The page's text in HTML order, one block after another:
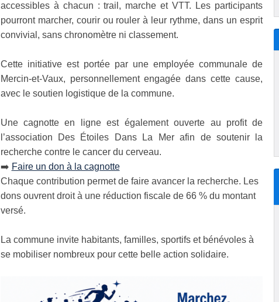
accessibles à chacun : trail, marche et VTT. Les participants
pourront marcher, courir ou rouler à leur rythme, dans un esprit
convivial, sans chronomètre ni classement.
Cette initiative est portée par une employée communale de
Mercin-et-Vaux, personnellement engagée dans cette cause,
avec le soutien logistique de la commune.
Une cagnotte en ligne est également ouverte au profit de
l’association
Des Étoiles Dans La Merafin de soutenir la
recherche contre le cancer du cerveau.
➡️ Faire un don à la cagnotte
Chaque contribution permet de faire avancer la recherche. Les
dons ouvrent droit à une réduction fiscale de 66 % du montant
versé.
La commune invite habitants, familles, sportifs et bénévoles à
se mobiliser nombreux pour cette belle action solidaire.